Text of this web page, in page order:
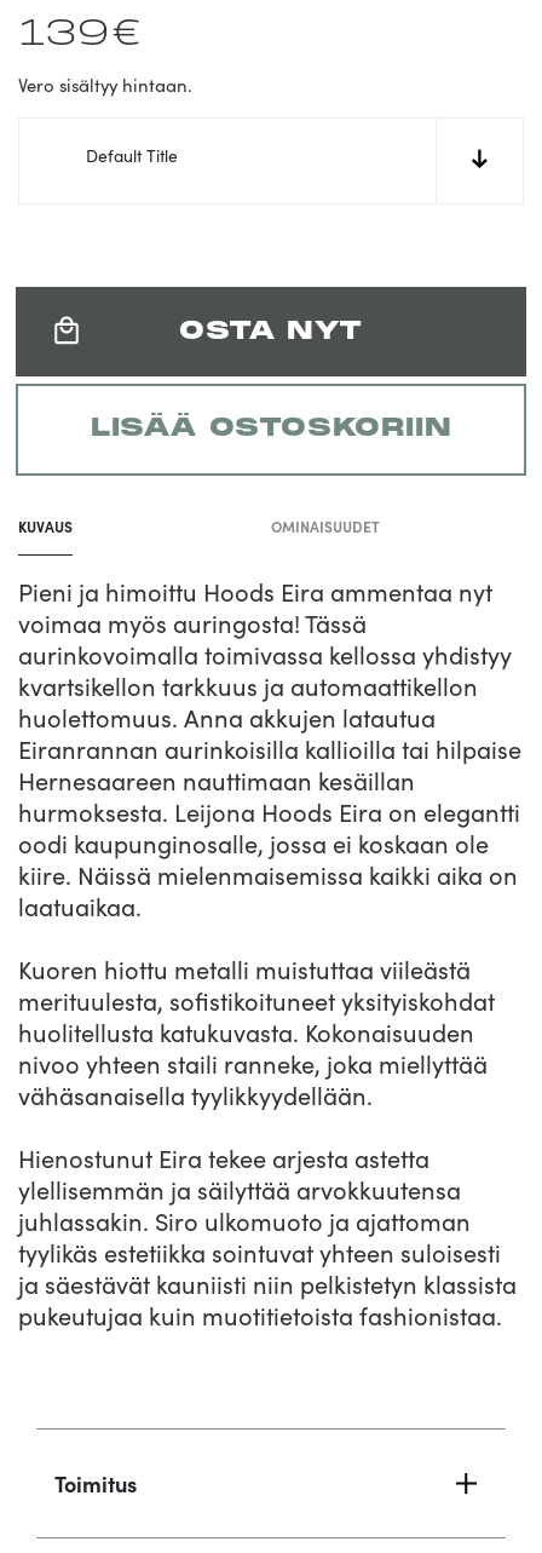
Normaalihinta
139€
Vero sisältyy hintaan.
Default Title ↓
OSTA NYT
LISÄÄ OSTOSKORIIN
koriin
KUVAUS OMINAISUUDET
Pieni ja himoittu Hoods Eira ammentaa nyt
voimaa myös auringosta! Tässä
aurinkovoimalla toimivassa kellossa yhdistyy
kvartsikellon tarkkuus ja automaattikellon
huolettomuus. Anna akkujen latautua
Eiranrannan aurinkoisilla kallioilla tai hilpaise
Hernesaareen nauttimaan kesäillan
hurmoksesta. Leijona Hoods Eira on elegantti
oodi kaupunginosalle, jossa ei koskaan ole
kiire. Näissä mielenmaisemissa kaikki aika on
laatuaikaa.
Kuoren hiottu metalli muistuttaa viileästä
merituulesta, sofistikoituneet yksityiskohdat
huolitellusta katukuvasta. Kokonaisuuden
nivoo yhteen staili ranneke, joka miellyttää
vähäsanaisella tyylikkyydellään.
Hienostunut Eira tekee arjesta astetta
ylellisemmän ja säilyttää arvokkuutensa
juhlassakin. Siro ulkomuoto ja ajattoman
tyylikäs estetiikka sointuvat yhteen suloisesti
ja säestävät kauniisti niin pelkistetyn klassista
pukeutujaa kuin muotitietoista fashionistaa.
Toimitus